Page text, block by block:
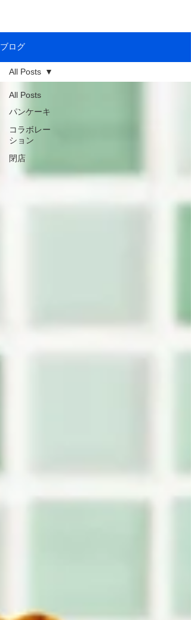
ブログ
All Posts
パンケーキ
コラボレー
ション
閉店
All Posts